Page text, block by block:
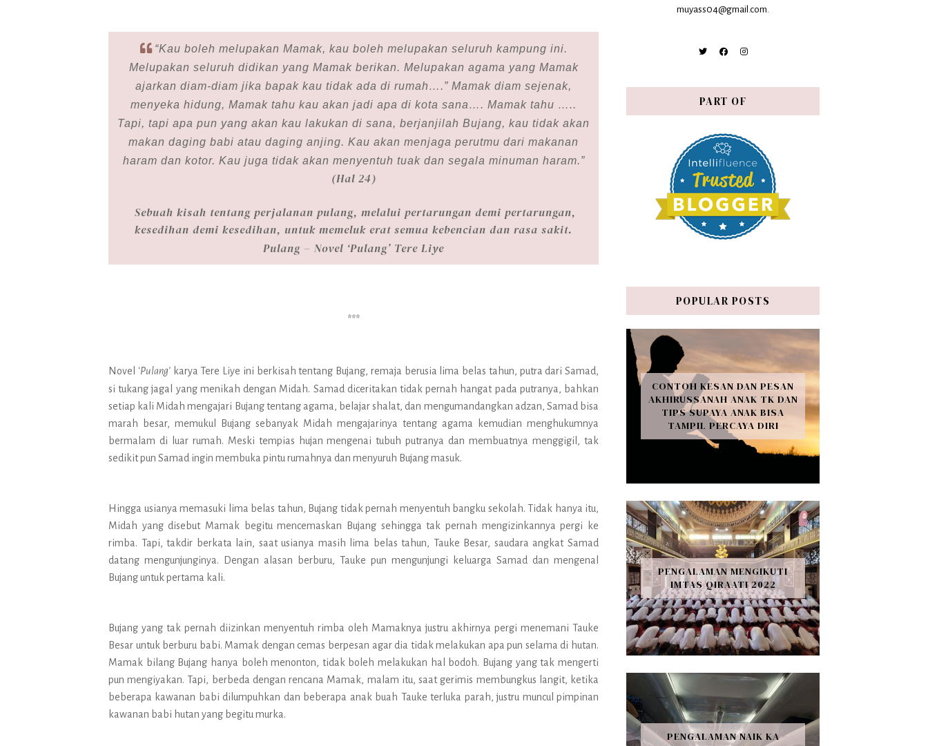
“Kau boleh melupakan Mamak, kau boleh melupakan seluruh kampung ini.
Melupakan seluruh didikan yang Mamak berikan. Melupakan agama yang Mamak
ajarkan diam-diam jika bapak kau tidak ada di rumah….” Mamak diam sejenak,
menyeka hidung, Mamak tahu kau akan jadi apa di kota sana…. Mamak tahu …..
Tapi, tapi apa pun yang akan kau lakukan di sana, berjanjilah Bujang, kau tidak akan
makan daging babi atau daging anjing. Kau akan menjaga perutmu dari makanan
haram dan kotor. Kau juga tidak akan menyentuh tuak dan segala minuman haram.”
(Hal 24)
Sebuah kisah tentang perjalanan pulang, melalui pertarungan demi pertarungan,
kesedihan demi kesedihan, untuk memeluk erat semua kebencian dan rasa sakit.
Pulang – Novel ‘Pulang’ Tere Liye
***
Novel ‘Pulang’karya Tere Liye ini berkisah tentang Bujang, remaja berusia lima belas tahun, putra dari Samad,
si tukang jagal yang menikah dengan Midah. Samad diceritakan tidak pernah hangat pada putranya, bahkan
setiap kali Midah mengajari Bujang tentang agama, belajar shalat, dan mengumandangkan adzan, Samad bisa
marah besar, memukul Bujang sebanyak Midah mengajarinya tentang agama kemudian menghukumnya
bermalam di luar rumah. Meski tempias hujan mengenai tubuh putranya dan membuatnya menggigil, tak
sedikit pun Samad ingin membuka pintu rumahnya dan menyuruh Bujang masuk.
Hingga usianya memasuki lima belas tahun, Bujang tidak pernah menyentuh bangku sekolah. Tidak hanya itu,
Midah yang disebut Mamak begitu mencemaskan Bujang sehingga tak pernah mengizinkannya pergi ke
rimba. Tapi, takdir berkata lain, saat usianya masih lima belas tahun, Tauke Besar, saudara angkat Samad
datang mengunjunginya. Dengan alasan berburu, Tauke pun mengunjungi keluarga Samad dan mengenal
Bujang untuk pertama kali.
Bujang yang tak pernah diizinkan menyentuh rimba oleh Mamaknya justru akhirnya pergi menemani Tauke
Besar untuk berburu babi. Mamak dengan cemas berpesan agar dia tidak melakukan apa pun selama di hutan.
Mamak bilang Bujang hanya boleh menonton, tidak boleh melakukan hal bodoh. Bujang yang tak mengerti
pun mengiyakan. Tapi, berbeda dengan rencana Mamak, malam itu, saat gerimis membungkus langit, ketika
beberapa kawanan babi dilumpuhkan dan beberapa anak buah Tauke terluka parah, justru muncul pimpinan
kawanan babi hutan yang begitu murka.
muyass04@gmail.com.
PART OF
POPULAR POSTS
CONTOH KESAN DAN PESAN
AKHIRUSSANAH ANAK TK DAN
TIPS SUPAYA ANAK BISA
TAMPIL PERCAYA DIRI
PENGALAMAN MENGIKUTI
IMTAS QIRAATI 2022
PENGALAMAN NAIK KA